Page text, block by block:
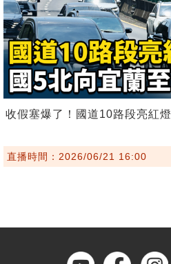
收假塞爆了！國道10路段亮紅燈
直播時間：2026/06/21 16:00